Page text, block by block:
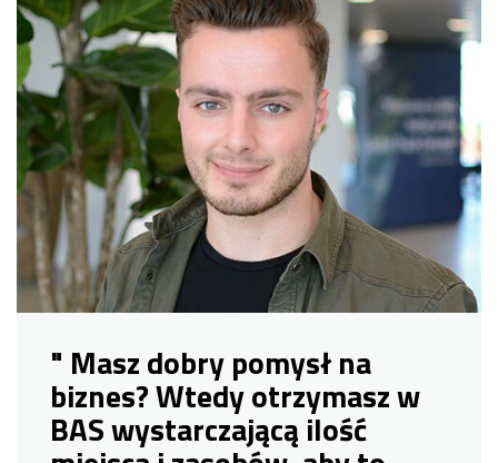
" Masz dobry pomysł na
biznes? Wtedy otrzymasz w
BAS wystarczającą ilość